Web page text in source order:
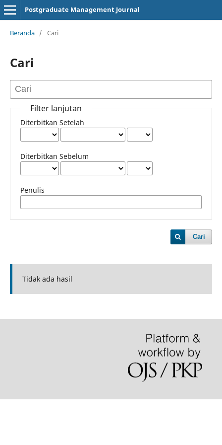
Postgraduate Management Journal
Beranda / Cari
Cari
Filter lanjutan
Diterbitkan Setelah
Diterbitkan Sebelum
Penulis
Cari
Tidak ada hasil